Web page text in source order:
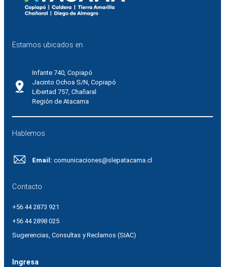
Estamos ubicados en
Infante 740, Copiapó
Jacinto Ochoa S/N, Copiapó
Libertad 757, Chañaral
Región de Atacama
Hablemos
Email: comunicaciones@slepatacama.cl
Contacto
+56 44 2873 921
+56 44 2898 025
Sugerencias, Consultas y Reclamos (SIAC)
Ingresa